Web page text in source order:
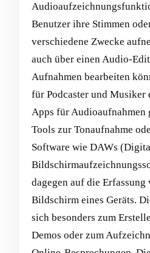
Benutzer ihre Stimmen
verschiedene Zwecke
auch über einen Audio-
Aufnahmen bearbeiten
für Podcaster und Musiker
Apps für Audioaufnahmen
Tools zur Tonaufnahme
Software wie DAWs
dagegen auf die
Bildschirm eines Geräts.
sich besonders zum
Demos oder zum